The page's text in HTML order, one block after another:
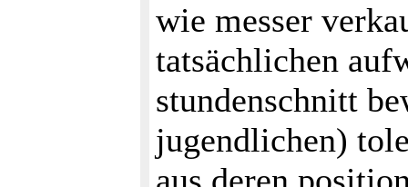
wie messer
tatsächlichen
stundenschnitt
jugendlichen)